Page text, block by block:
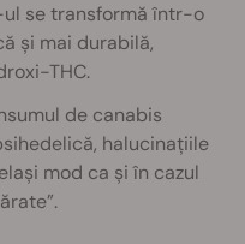
se transformă într-o
și mai durabilă,
THC.
de canabis
halucinațiile
mod ca și în cazul